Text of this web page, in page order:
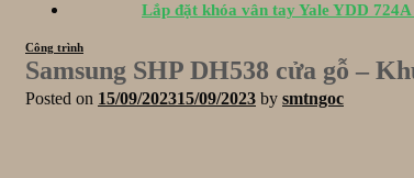
Lắp đặt khóa vân tay Yale YDD
Công trình
Samsung SHP DH538 cửa gỗ –
Posted on 15/09/202315/09/2023 by smtngoc